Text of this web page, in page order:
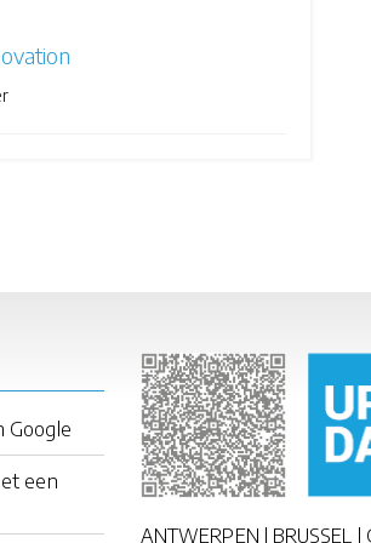
Google
een
ANTWERPEN | BRUSSEL |